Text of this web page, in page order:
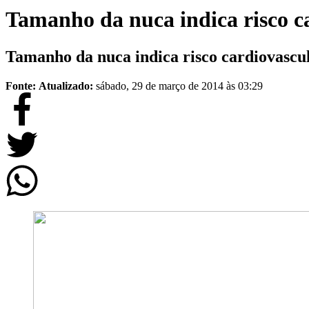
Tamanho da nuca indica risco
Tamanho da nuca indica risco
Fonte: Atualizado: sábado, 29 de março de 2014 às 03:29